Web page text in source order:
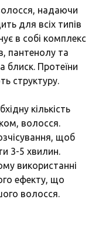
надаючи
для всіх типів
в собі комплекс
пантенолу та
блиск. Протеїни
структуру.
кількість
волосся.
щоб
3-5 хвилин.
використанні
ефекту, що
волосся.